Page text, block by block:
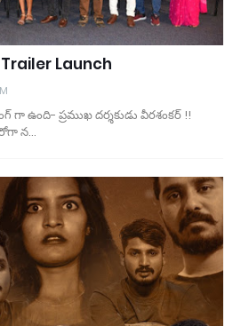
Launch
ఉంది- ప్రముఖ దర్శకుడు వీరశంకర్ !!
న…